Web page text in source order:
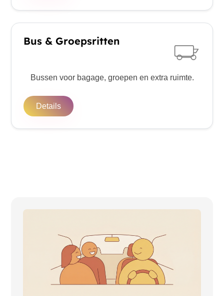
Bus & Groepsritten
Bussen voor bagage, groepen en extra ruimte.
Details